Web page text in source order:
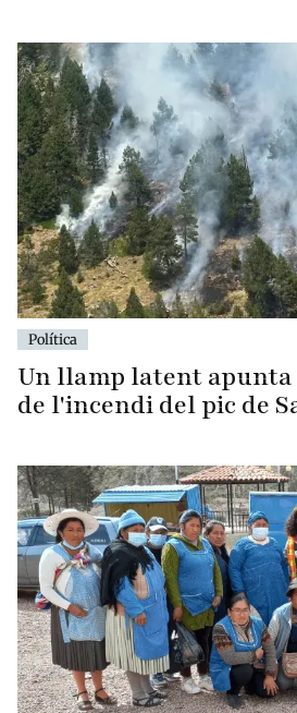
Política
Un llamp latent apunta
de l'incendi del pic de